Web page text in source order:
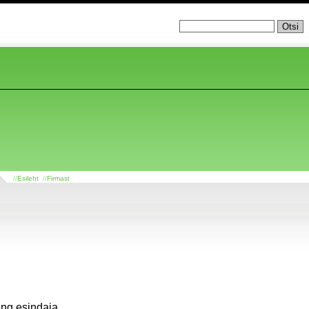
//Esileht //Firmast